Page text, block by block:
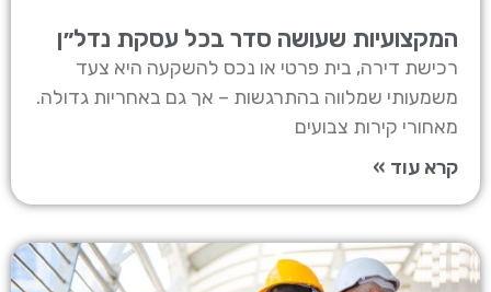
המקצועיות שעושה סדר בכל עסקת נדל״ן
רכישת דירה, בית פרטי או נכס להשקעה היא צעד
משמעותי שמלווה בהתרגשות – אך גם באחריות גדולה.
מאחורי קירות צבועים
קרא עוד »